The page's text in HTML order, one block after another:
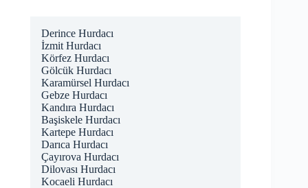
Derince Hurdacı
İzmit Hurdacı
Körfez Hurdacı
Gölcük Hurdacı
Karamürsel Hurdacı
Gebze Hurdacı
Kandıra Hurdacı
Başiskele Hurdacı
Kartepe Hurdacı
Darıca Hurdacı
Çayırova Hurdacı
Dilovası Hurdacı
Kocaeli Hurdacı